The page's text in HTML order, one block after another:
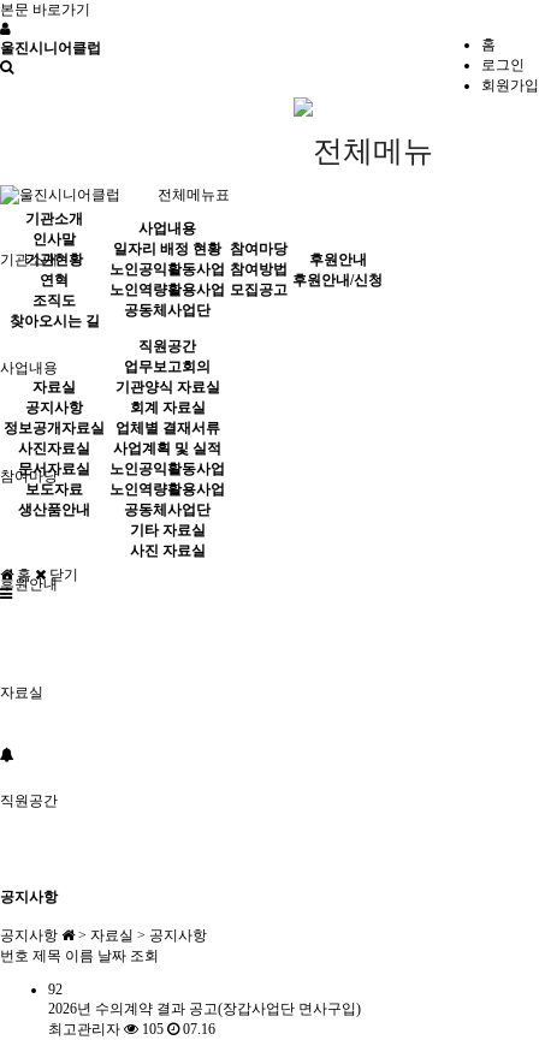
본문 바로가기
홈
로그인
회원가입
울진시니어클럽
기관소개
사업내용
참여마당
후원안내
자료실
직원공간
전체메뉴표
기관소개
인사말
기관현황
연혁
조직도
찾아오시는 길
사업내용
일자리 배정 현황
노인공익활동사업
노인역량활용사업
공동체사업단
참여마당
참여방법
모집공고
후원안내
후원안내/신청
자료실
공지사항
정보공개자료실
사진자료실
문서자료실
보도자료
생산품안내
직원공간
업무보고회의
기관양식 자료실
회계 자료실
업체별 결재서류
사업계획 및 실적
노인공익활동사업
노인역량활용사업
공동체사업단
기타 자료실
사진 자료실
홈
닫기
공지사항
공지사항
> 자료실 > 공지사항
번호 제목 이름 날짜 조회
92
2026년 수의계약 결과 공고(장갑사업단 면사구입)
최고관리자
105
07.16